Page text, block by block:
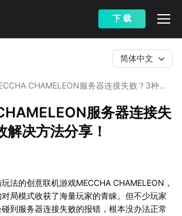
下 载
CHAMELEON服务器连接失败？3种高
简体中文
服务器连接失
解决方法分享！
法的创意联机游戏MECCHA CHAMELEON，
对局模式收获了海量玩家的青睐。但不少玩家
到服务器连接失败的报错，根本没办法正常